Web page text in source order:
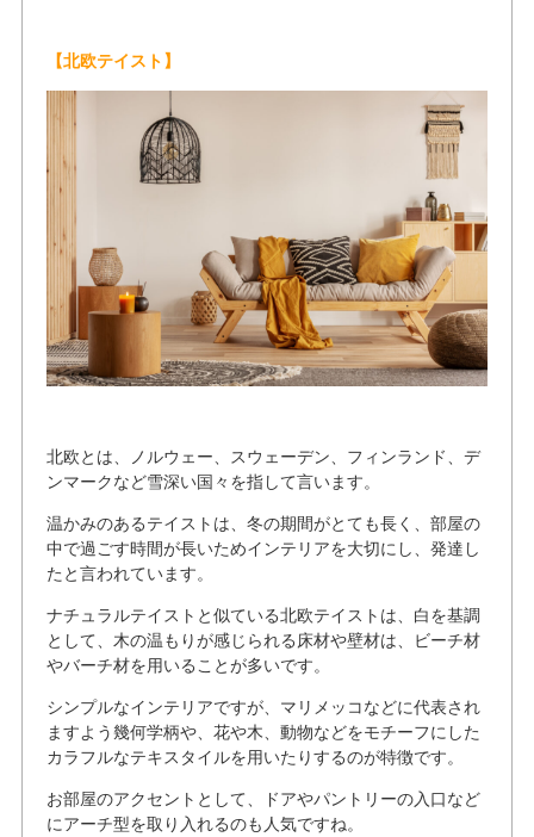
【北欧テイスト】
北欧とは、ノルウェー、スウェーデン、フィンランド、デ
ンマークなど雪深い国々を指して言います。
温かみのあるテイストは、冬の期間がとても長く、部屋の
中で過ごす時間が長いためインテリアを大切にし、発達し
たと言われています。
ナチュラルテイストと似ている北欧テイストは、白を基調
として、木の温もりが感じられる床材や壁材は、ビーチ材
やバーチ材を用いることが多いです。
シンプルなインテリアですが、マリメッコなどに代表され
ますよう幾何学柄や、花や木、動物などをモチーフにした
カラフルなテキスタイルを用いたりするのが特徴です。
お部屋のアクセントとして、ドアやパントリーの入口など
にアーチ型を取り入れるのも人気ですね。